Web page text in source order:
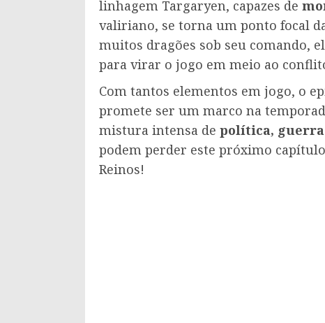
linhagem Targaryen, capazes de
valiriano, se torna um ponto focal
muitos dragões sob seu comando,
para virar o jogo em meio ao
Com tantos elementos em jogo, o
promete ser um marco na
mistura intensa de política,
podem perder este próximo
Reinos!